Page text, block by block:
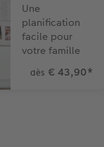
Une
planification
facile pour
votre famille
dès € 43,90*